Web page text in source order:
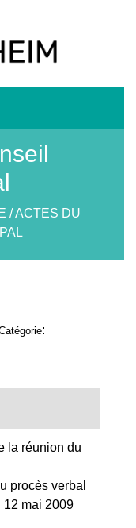
/ACTES DU
:
la réunion du
procès verbal
12 mai 2009